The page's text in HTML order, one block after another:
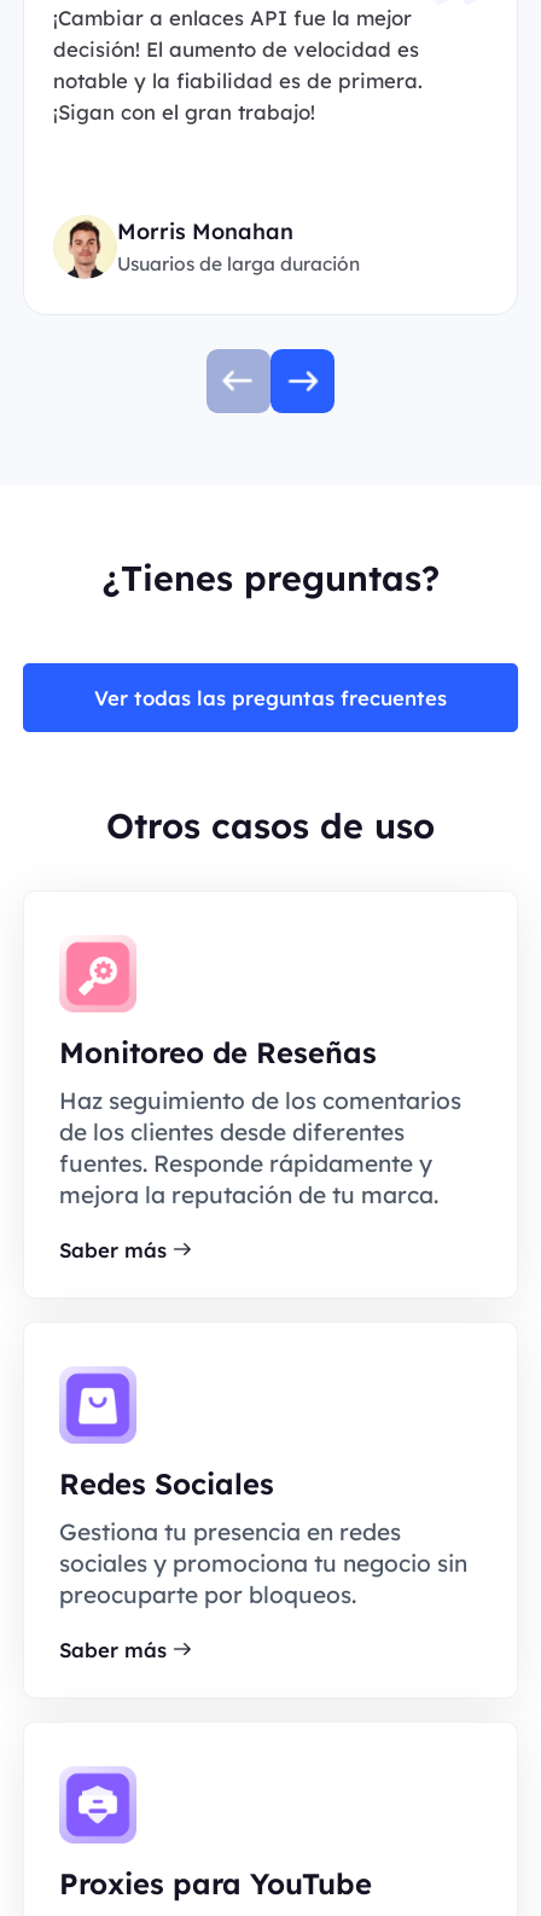
¡Cambiar a enlaces API fue la mejor
decisión! El aumento de velocidad es
notable y la fiabilidad es de primera.
¡Sigan con el gran trabajo!
Morris Monahan
Usuarios de larga duración
¿Tienes preguntas?
Ver todas las preguntas frecuentes
Otros casos de uso
Monitoreo de Reseñas
Haz seguimiento de los comentarios
de los clientes desde diferentes
fuentes. Responde rápidamente y
mejora la reputación de tu marca.
Saber más
Redes Sociales
Gestiona tu presencia en redes
sociales y promociona tu negocio sin
preocuparte por bloqueos.
Saber más
Proxies para YouTube